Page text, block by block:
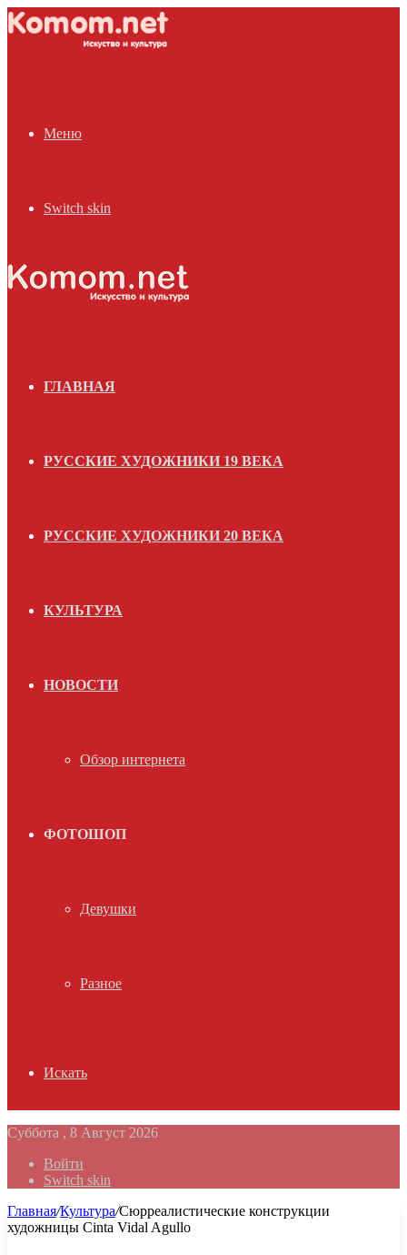
Меню
Switch skin
ГЛАВНАЯ
РУССКИЕ ХУДОЖНИКИ 19 ВЕКА
РУССКИЕ ХУДОЖНИКИ 20 ВЕКА
КУЛЬТУРА
НОВОСТИ
Обзор интернета
ФОТОШОП
Девушки
Разное
Искать
Суббота , 8 Август 2026
Войти
Switch skin
Главная/Культура/Сюрреалистические конструкции
художницы Cinta Vidal Agullo